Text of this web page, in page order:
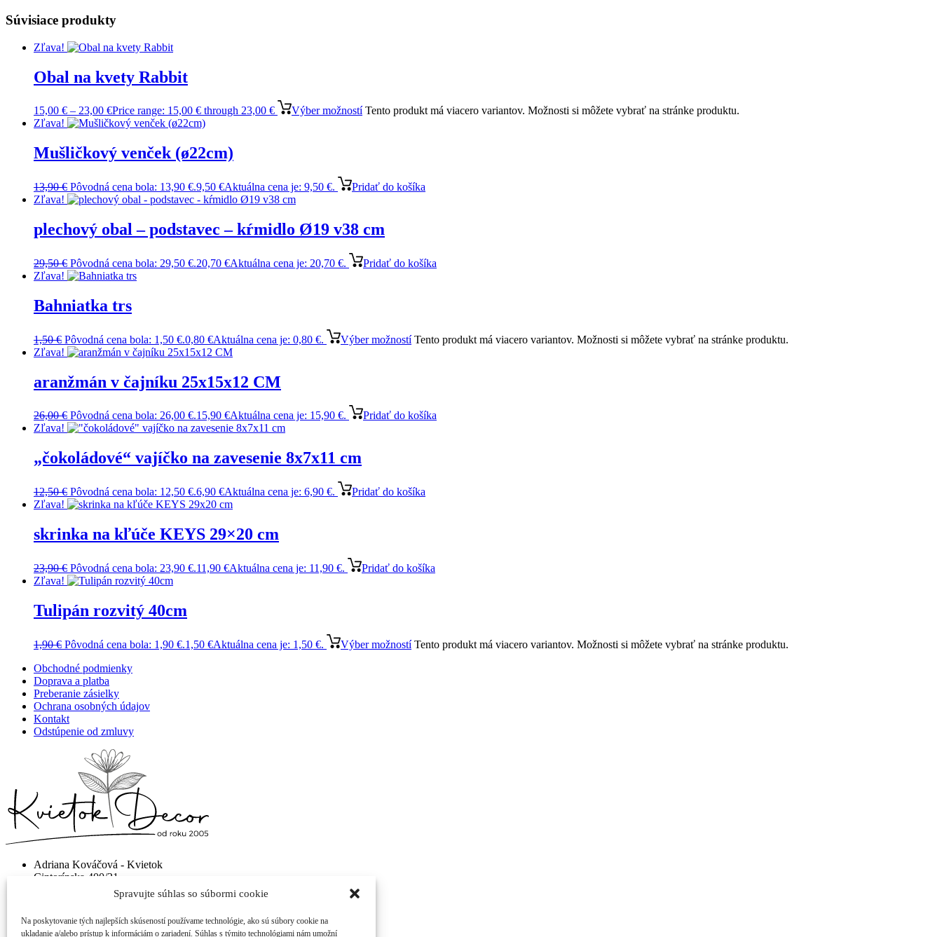
Spravujte súhlas so súbormi cookie
Na poskytovanie tých najlepších skúseností používame technológie, ako sú súbory cookie na
ukladanie a/alebo prístup k informáciám o zariadení. Súhlas s týmito technológiami nám umožní
Súvisiace produkty
Zľava!
Obal na kvety Rabbit
15,00 € – 23,00 €Price range: 15,00 € through 23,00 € Výber možností Tento produkt má viacero variantov. Možnosti si môžete vybrať na stránke produktu.
Zľava!
Mušličkový venček (ø22cm)
13,90€ Pôvodná cena bola: 13,90 €.9,50 €Aktuálna cena je: 9,50 €.
Pridať do košíka
Zľava!
plechový obal – podstavec – kŕmidlo Ø19 v38 cm
29,50€ Pôvodná cena bola: 29,50 €.20,70 €Aktuálna cena je: 20,70 €.
Pridať do košíka
Zľava!
Bahniatka trs
1,50€ Pôvodná cena bola: 1,50 €.0,80 €Aktuálna cena je: 0,80 €. Výber možností Tento produkt má viacero variantov. Možnosti si môžete vybrať na stránke produktu.
Zľava!
aranžmán v čajníku 25x15x12 CM
26,00€ Pôvodná cena bola: 26,00 €.15,90 €Aktuálna cena je: 15,90 €.
Pridať do košíka
Zľava!
„čokoládové“ vajíčko na zavesenie 8x7x11 cm
12,50€ Pôvodná cena bola: 12,50 €.6,90 €Aktuálna cena je: 6,90 €.
Pridať do košíka
Zľava!
skrinka na kľúče KEYS 29×20 cm
23,90€ Pôvodná cena bola: 23,90 €.11,90 €Aktuálna cena je: 11,90 €.
Pridať do košíka
Zľava!
Tulipán rozvitý 40cm
1,90€ Pôvodná cena bola: 1,90 €.1,50 €Aktuálna cena je: 1,50 €. Výber možností Tento produkt má viacero variantov. Možnosti si môžete vybrať na stránke produktu.
Obchodné podmienky
Doprava a platba
Preberanie zásielky
Ochrana osobných údajov
Kontakt
Odstúpenie od zmluvy
Adriana Kováčová - Kvietok
Cintorínska 400/21
+421 905 877 023